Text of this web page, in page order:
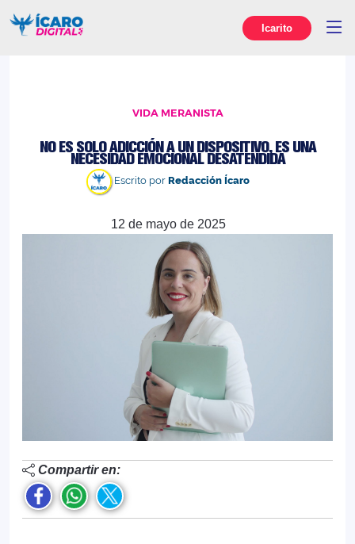
Icarito
VIDA MERANISTA
NO ES SOLO ADICCIÓN A UN DISPOSITIVO, ES UNA
NECESIDAD EMOCIONAL DESATENDIDA
Escrito por Redacción Ícaro
12 de mayo de 2025
Compartir en: